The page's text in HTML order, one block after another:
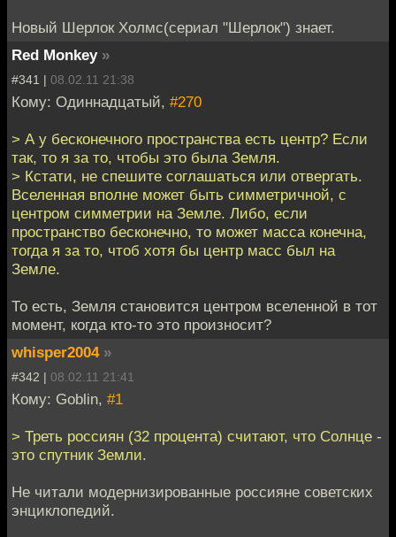
Новый Шерлок Холмс(сериал "Шерлок") знает.
Red Monkey »
#341 | 08.02.11 21:38
Кому: Одиннадцатый, #270
> А у бесконечного пространства есть центр? Если
так, то я за то, чтобы это была Земля.
> Кстати, не спешите соглашаться или отвергать.
Вселенная вполне может быть симметричной, с
центром симметрии на Земле. Либо, если
пространство бесконечно, то может масса конечна,
тогда я за то, чтоб хотя бы центр масс был на
Земле.
То есть, Земля становится центром вселенной в тот
момент, когда кто-то это произносит?
whisper2004 »
#342 | 08.02.11 21:41
Кому: Goblin, #1
> Треть россиян (32 процента) считают, что Солнце -
это спутник Земли.
Не читали модернизированные россияне советских
энциклопедий.